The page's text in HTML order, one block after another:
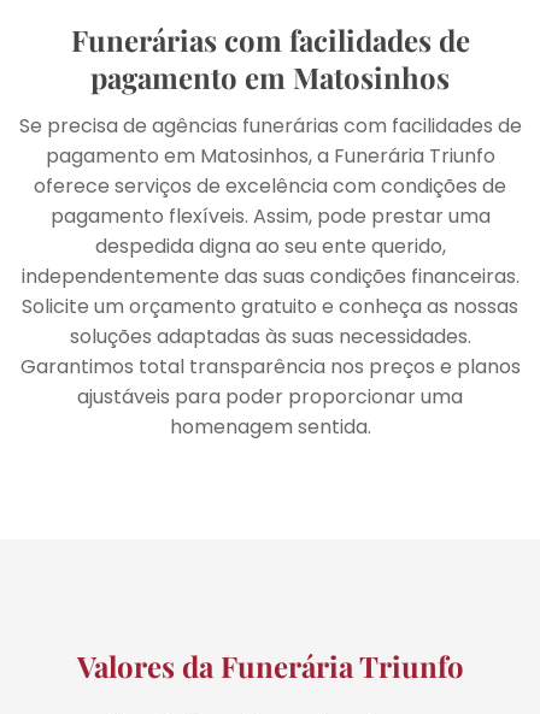
Funerárias com facilidades de
pagamento em Matosinhos
Se precisa de agências funerárias com facilidades de
pagamento em Matosinhos, a Funerária Triunfo
oferece serviços de excelência com condições de
pagamento flexíveis. Assim, pode prestar uma
despedida digna ao seu ente querido,
independentemente das suas condições financeiras.
Solicite um orçamento gratuito e conheça as nossas
soluções adaptadas às suas necessidades.
Garantimos total transparência nos preços e planos
ajustáveis para poder proporcionar uma
homenagem sentida.
Valores da Funerária Triunfo